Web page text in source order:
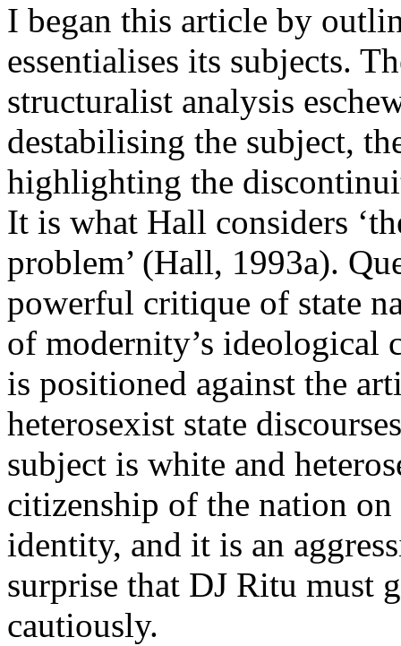
I began this article by
essentialises its subjects.
structuralist analysis
destabilising the subject,
highlighting the
It is what Hall considers
problem’ (Hall, 1993a).
powerful critique of state
of modernity’s ideological
is positioned against the
heterosexist state
subject is white and
citizenship of the nation
identity, and it is an
surprise that DJ Ritu must
cautiously.